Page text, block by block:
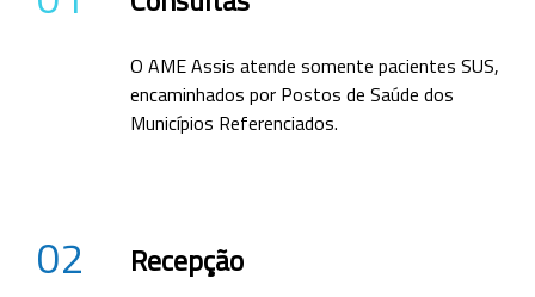
O AME Assis atende somente pacientes SUS,
encaminhados por Postos de Saúde dos
Municípios Referenciados.
02 Recepção